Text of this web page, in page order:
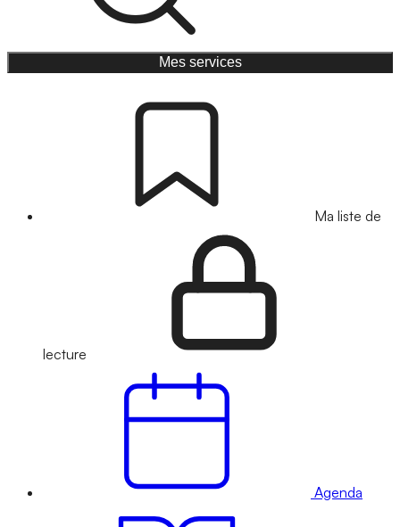
Mes services
Ma liste de
lecture
Agenda